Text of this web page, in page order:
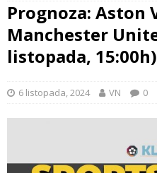
Prognoza: Aston
Manchester
listopada, 15:00h)
6 listopada, 2024 VN 0